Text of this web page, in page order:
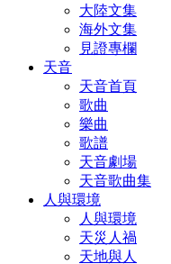
大陸文集
海外文集
見證專欄
天音
天音首頁
歌曲
樂曲
歌譜
天音劇場
天音歌曲集
人與環境
人與環境
天災人禍
天地與人